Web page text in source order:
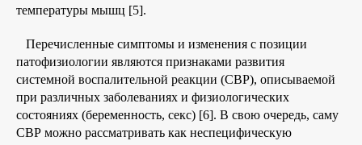
температуры мышц [5].
Перечисленные симптомы и изменения с позиции
патофизиологии являются признаками развития
системной воспалительной реакции (СВР), описываемой
при различных заболеваниях и физиологических
состояниях (беременность, секс) [6]. В свою очередь, саму
СВР можно рассматривать как неспецифическую